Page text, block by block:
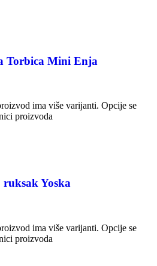
Torbica Mini Enja
ima više varijanti. Opcije se
proizvoda
Yoska
ima više varijanti. Opcije se
proizvoda